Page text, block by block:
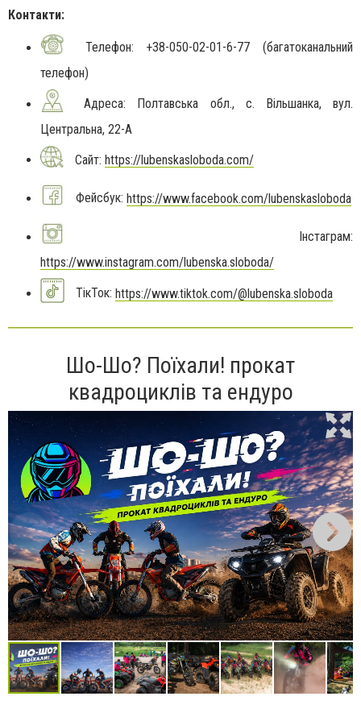
Контакти:
Телефон: +38-050-02-01-6-77 (багатоканальний
телефон)
Адреса: Полтавська обл., с. Вільшанка, вул.
Центральна, 22-А
Сайт: https://lubenskasloboda.com/
Фейсбук: https://www.facebook.com/lubenskasloboda
Інстаграм:
https://www.instagram.com/lubenska.sloboda/
ТікТок: https://www.tiktok.com/@lubenska.sloboda
Шо-Шо? Поїхали! прокат
квадроциклів та ендуро